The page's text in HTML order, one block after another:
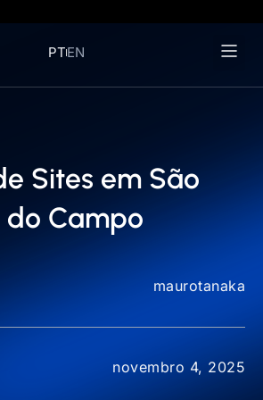
PTEN
Sites em São
do Campo
maurotanaka
novembro 4, 2025